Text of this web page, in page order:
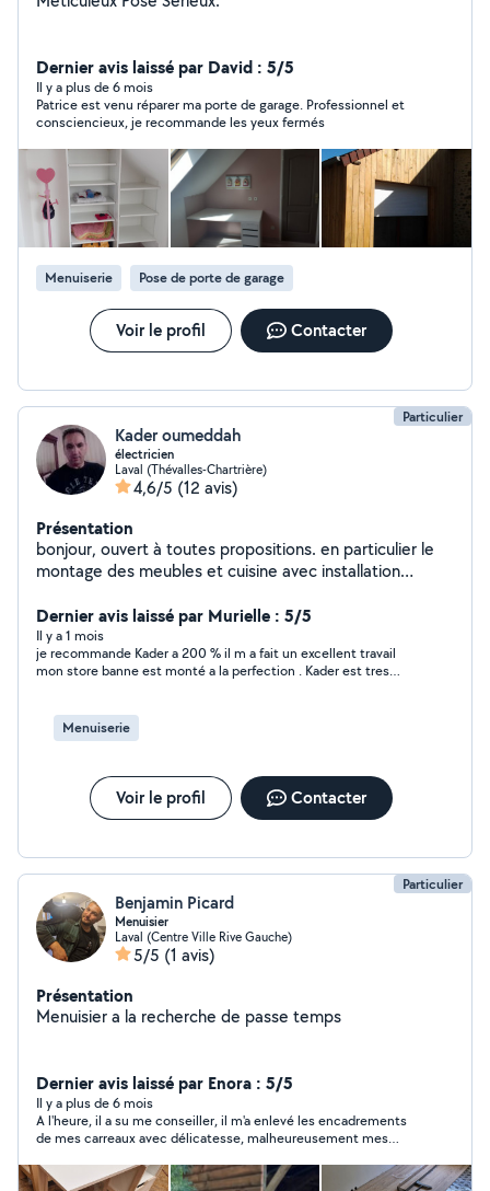
Dernier avis laissé par David : 5/5
Il y a plus de 6 mois
Patrice est venu réparer ma porte de garage. Professionnel et
consciencieux, je recommande les yeux fermés
Menuiserie Pose de porte de garage
Voir le profil Contacter
Particulier
Kader oumeddah
électricien
Laval (Thévalles-Chartrière)
4,6/5 (12 avis)
Présentation
bonjour, ouvert à toutes propositions. en particulier le
montage des meubles et cuisine avec installation
Dernier avis laissé par Murielle : 5/5
Il y a 1 mois
je recommande Kader a 200 % il m a fait un excellent travail
mon store banne est monté a la perfection . Kader est tres
Menuiserie
Voir le profil Contacter
Particulier
Benjamin Picard
Menuisier
Laval (Centre Ville Rive Gauche)
5/5 (1 avis)
Présentation
Menuisier a la recherche de passe temps
Dernier avis laissé par Enora : 5/5
Il y a plus de 6 mois
A l'heure, il a su me conseiller, il m'a enlevé les encadrements
de mes carreaux avec délicatesse, malheureusement mes
pas pu les poser. je recommande tout de même car cela se